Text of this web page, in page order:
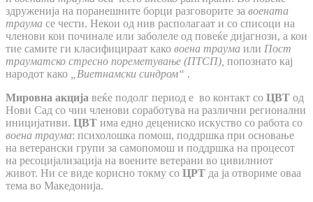
здруженија на поранешните борци разговорите за воената
траума се чести. Некои од нив располагаат и со списоци на
членови кои починале или заболеле од повеќе дијагнози, а кои
тие самите ги класифицираат како воена траума или Пост
трауматско стресно пореметување (ПТСП), попознато кај
народот како
„Виетнамски синдром“ .
Мировна акција веќе подолг период е во контакт со ЦВТ од
Нови Сад со чии членови соработува на различни регионални
иницијативи. ЦВТ има едно децениско искуство со работа со
воена траума: психолошка помош, поддршка при основање
на ветерански групи за самопомош и поддршка на процесот
на ресоцијализација на воените ветерани во цивилниот
живот. Ни се виде корисно токму со ЦРТ да ја отвориме оваа
тема во Македонија.